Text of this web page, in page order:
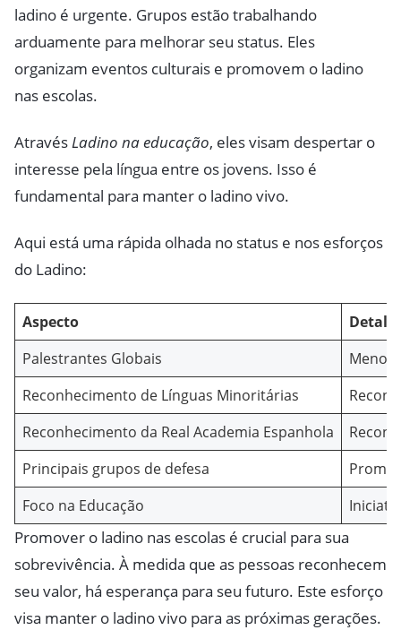
ladino é urgente. Grupos estão trabalhando
arduamente para melhorar seu status. Eles
organizam eventos culturais e promovem o ladino
nas escolas.
AtravésLadino na educação, eles visam despertar o
interesse pela língua entre os jovens. Isso é
fundamental para manter o ladino vivo.
Aqui está uma rápida olhada no status e nos esforços
do Ladino:
Aspecto
Palestrantes Globais
Menos
Reconhecimento de Línguas Minoritárias
Reconhecimento da Real Academia Espanhola
Principais grupos de defesa
Foco na Educação
Promover o ladino nas escolas é crucial para sua
sobrevivência. À medida que as pessoas reconhecem
seu valor, há esperança para seu futuro. Este esforço
visa manter o ladino vivo para as próximas gerações.